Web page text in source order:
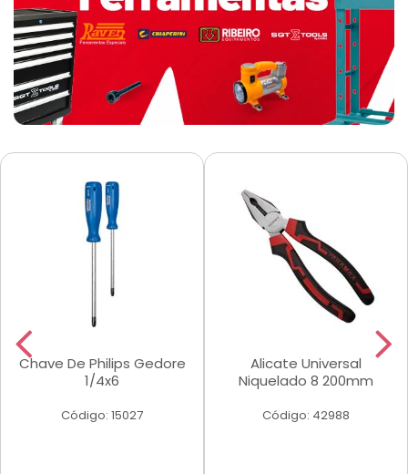
Chave De Philips Gedore
1/4x6
Código: 15027
Alicate Universal
Niquelado 8 200mm
Código: 42988